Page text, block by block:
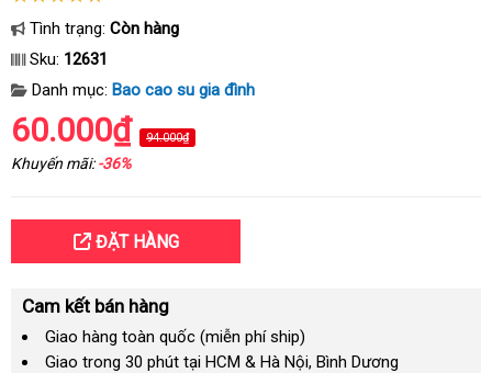
Tình trạng: Còn hàng
Sku: 12631
Danh mục: Bao cao su gia đình
60.000₫ 94.000₫
Khuyến mãi:-36%
ĐẶT HÀNG
Cam kết bán hàng
Giao hàng toàn quốc (miễn phí ship)
Giao trong 30 phút tại HCM & Hà Nội, Bình Dương